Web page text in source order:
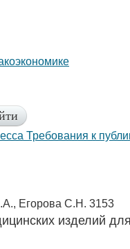
Требования к
Егорова С.Н. 3153
изделий